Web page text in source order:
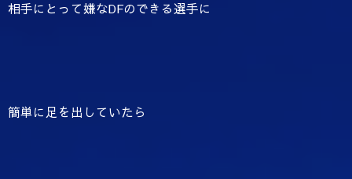
相手にとって嫌なDFのできる選手に
簡単に足を出していたら